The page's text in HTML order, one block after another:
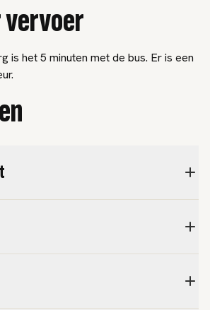
vervoer
is het 5 minuten met de bus. Er is een